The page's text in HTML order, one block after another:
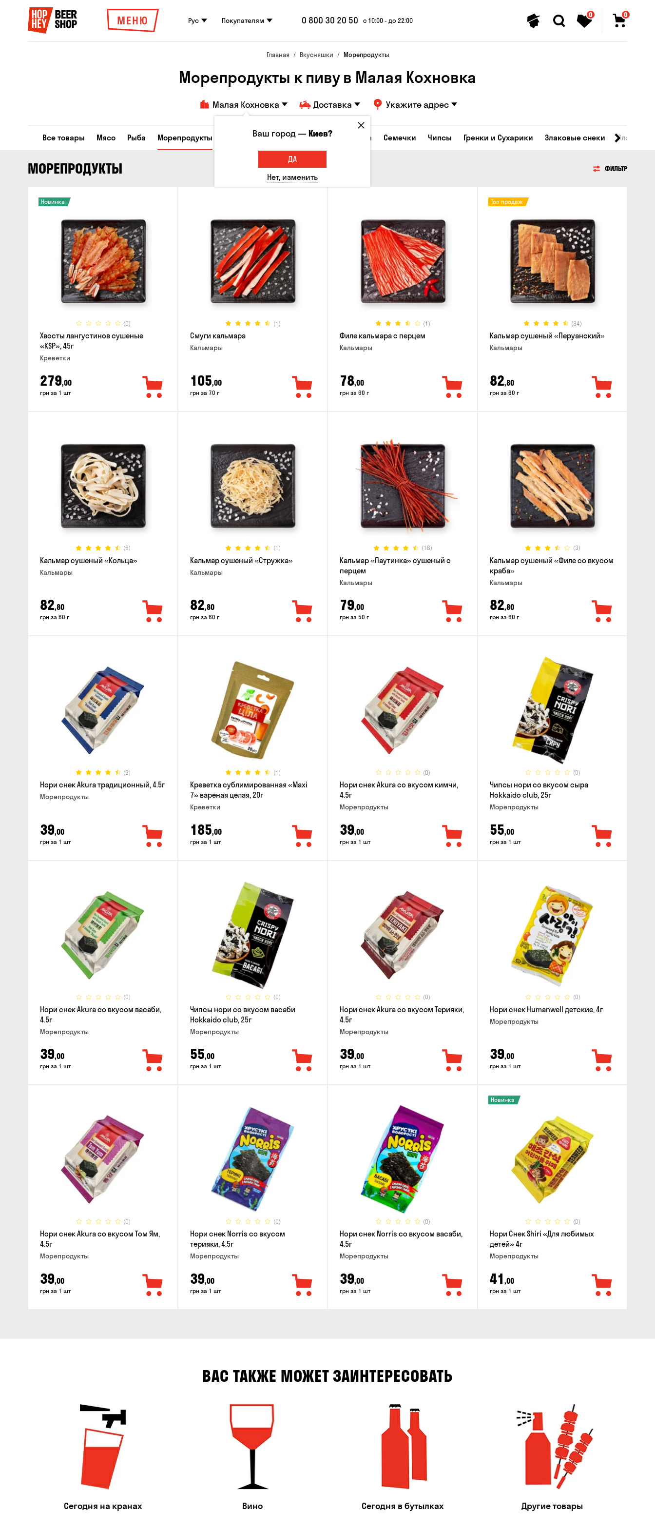
МЕНЮ Рус Покупателям 0 800 30 20 50 с 10:00 - до 22:00
0 0
Главная Вкусняшки Морепродукты
Морепродукты к пиву в Малая Кохновка
Малая Кохновка Доставка Укажите адрес
Все товары Мясо Рыба Морепродукты Сырные закуски Орешки Кукуруза Семечки Чипсы Гренки и Сухарики Злаковые снеки Сладости
МОРЕПРОДУКТЫ ФИЛЬТР
(0)
Новинка
Хвосты лангустинов сушеные
«KSP», 45г
Креветки
279,00
грн за 1 шт
(1)
Смуги кальмара
Кальмары
105,00
грн за 70 г
(1)
Филе кальмара с перцем
Кальмары
78,00
грн за 60 г
(34)
Топ продаж
Кальмар сушеный «Перуанский»
Кальмары
82,80
грн за 60 г
(6)
Кальмар сушеный «Кольца»
Кальмары
82,80
грн за 60 г
(1)
Кальмар сушеный «Стружка»
Кальмары
82,80
грн за 60 г
(18)
Кальмар «Паутинка» сушеный с
перцем
Кальмары
79,00
грн за 50 г
(3)
Кальмар сушеный «Филе со вкусом
краба»
Кальмары
82,80
грн за 60 г
(3)
Нори снек Akura традиционный, 4.5г
Морепродукты
39,00
грн за 1 шт
(1)
Креветка сублимированная «Maxi
7» вареная целая, 20г
Креветки
185,00
грн за 1 шт
(0)
Нори снек Akura со вкусом кимчи,
4.5г
Морепродукты
39,00
грн за 1 шт
(0)
Чипсы нори со вкусом сыра
Hokkaido club, 25г
Морепродукты
55,00
грн за 1 шт
(0)
Нори снек Akura со вкусом васаби,
4.5г
Морепродукты
39,00
грн за 1 шт
(0)
Чипсы нори со вкусом васаби
Hokkaido club, 25г
Морепродукты
55,00
грн за 1 шт
(0)
Нори снек Akura со вкусом Терияки,
4.5г
Морепродукты
39,00
грн за 1 шт
(0)
Нори снек Humanwell детские, 4г
Морепродукты
39,00
грн за 1 шт
(0)
Нори снек Akura со вкусом Том Ям,
4.5г
Морепродукты
39,00
грн за 1 шт
(0)
Нори снек Norris со вкусом
терияки, 4.5г
Морепродукты
39,00
грн за 1 шт
(0)
Нори снек Norris со вкусом васаби,
4.5г
Морепродукты
39,00
грн за 1 шт
(0)
Новинка
Нори Снек Shiri «Для любимых
детей» 4г
Морепродукты
41 ,00
грн за 1 шт
ВАС ТАКЖЕ МОЖЕТ ЗАИНТЕРЕСОВАТЬ
Сегодня на кранах Вино Сегодня в бутылках Другие товары
Ваш город —Киев?
ДА
Нет, изменить